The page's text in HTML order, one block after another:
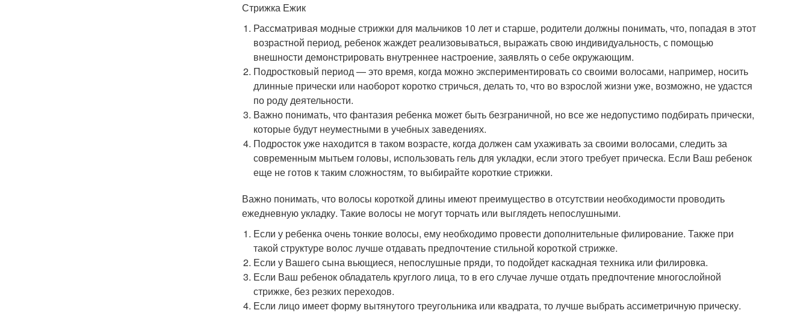
Стрижка Ежик
Рассматривая модные стрижки для мальчиков 10 лет и старше, родители должны понимать, что, попадая в этот
возрастной период, ребенок жаждет реализовываться, выражать свою индивидуальность, с помощью
внешности демонстрировать внутреннее настроение, заявлять о себе окружающим.
Подростковый период — это время, когда можно экспериментировать со своими волосами, например, носить
длинные прически или наоборот коротко стричься, делать то, что во взрослой жизни уже, возможно, не удастся
по роду деятельности.
Важно понимать, что фантазия ребенка может быть безграничной, но все же недопустимо подбирать прически,
которые будут неуместными в учебных заведениях.
Подросток уже находится в таком возрасте, когда должен сам ухаживать за своими волосами, следить за
современным мытьем головы, использовать гель для укладки, если этого требует прическа. Если Ваш ребенок
еще не готов к таким сложностям, то выбирайте короткие стрижки.
Важно понимать, что волосы короткой длины имеют преимущество в отсутствии необходимости проводить
ежедневную укладку. Такие волосы не могут торчать или выглядеть непослушными.
Если у ребенка очень тонкие волосы, ему необходимо провести дополнительные филирование. Также при
такой структуре волос лучше отдавать предпочтение стильной короткой стрижке.
Если у Вашего сына вьющиеся, непослушные пряди, то подойдет каскадная техника или филировка.
Если Ваш ребенок обладатель круглого лица, то в его случае лучше отдать предпочтение многослойной
стрижке, без резких переходов.
Если лицо имеет форму вытянутого треугольника или квадрата, то лучше выбрать ассиметричную прическу.